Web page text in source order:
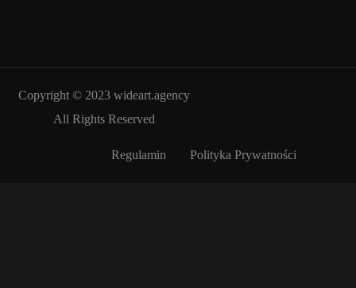
Copyright © 2023wideart.agency
All Rights Reserved
Regulamin Polityka Prywatności